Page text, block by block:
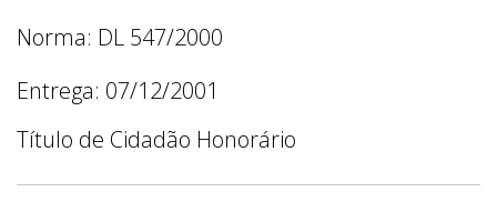
Norma: DL 547/2000
Entrega: 07/12/2001
Título de Cidadão Honorário